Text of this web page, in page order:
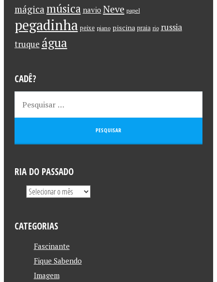
mágica música navio Neve papel
pegadinha peixe piano piscina praia rio russia
truque água
CADÊ?
RIA DO PASSADO
CATEGORIAS
Fascinante
Fique Sabendo
Imagem